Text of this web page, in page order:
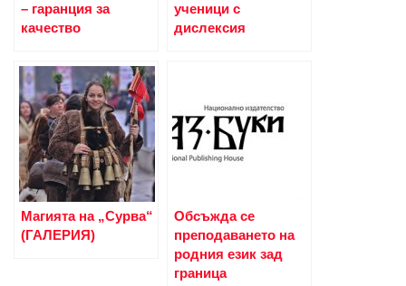
– гаранция за
качество
ученици с
дислексия
Магията на „Сурва“
(ГАЛЕРИЯ)
Обсъжда се
преподаването на
родния език зад
граница